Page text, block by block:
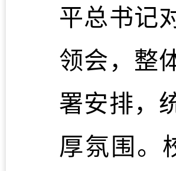
平总书记
领会，整
署安排，
厚氛围。